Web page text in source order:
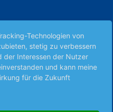
Technologien von
stetig zu verbessern
der Interessen der Nutzer
und kann meine
für die Zukunft